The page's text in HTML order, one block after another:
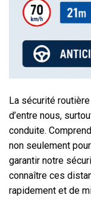
La sécurité
d’entre nous,
conduite.
non seulement
garantir notre
connaître ces
rapidement et de